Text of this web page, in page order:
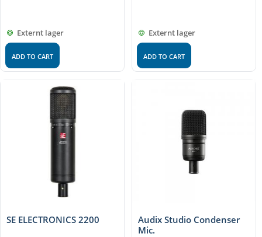
Externt lager
ADD TO CART
Externt lager
ADD TO CART
SE ELECTRONICS 2200
Audix Studio Condenser
Mic.